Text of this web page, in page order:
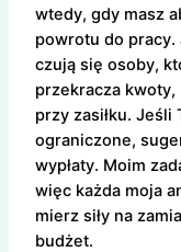
wtedy, gdy masz
powrotu do pracy.
czują się osoby,
przekracza kwoty,
przy zasiłku. Jeśli
ograniczone,
wypłaty. Moim
więc każda moja
mierz siły na
budżet.